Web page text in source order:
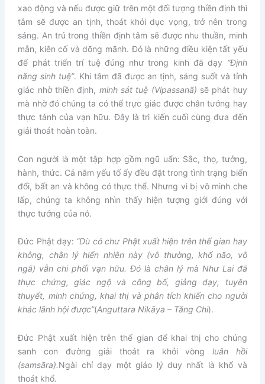
xao động và nếu được giữ trên một đối tượng thiền định thì
tâm sẽ được an tịnh, thoát khỏi dục vọng, trở nên trong
sáng. An trú trong thiền định tâm sẽ được nhu thuần, minh
mẫn, kiên cố và dõng mãnh. Đó là những điều kiện tất yếu
để phát triển trí tuệ đúng như trong kinh đã dạy “Định
năng sinh tuệ”. Khi tâm đã được an tịnh, sáng suốt và tỉnh
giác nhờ thiền định, minh sát tuệ (Vipassanā) sẽ phát huy
mà nhờ đó chúng ta có thể trực giác được chân tướng hay
thực tánh của vạn hữu. Đây là tri kiến cuối cùng đưa đến
giải thoát hoàn toàn.
Con người là một tập hợp gồm ngũ uẩn: Sắc, thọ, tưởng,
hành, thức. Cả năm yếu tố ấy đều đặt trong tình trạng biến
đổi, bất an và không có thực thể. Nhưng vì bị vô minh che
lấp, chúng ta không nhìn thấy hiện tượng giới đúng với
thực tướng của nó.
Đức Phật dạy: “Dù có chư Phật xuất hiện trên thế gian hay
không, chân lý hiển nhiên này (vô thường, khổ não, vô
ngã) vẫn chi phối vạn hữu. Đó là chân lý mà Như Lai đã
thực chứng, giác ngộ và công bố, giảng dạy, tuyên
thuyết, minh chứng, khai thị và phân tích khiến cho người
khác lãnh hội được”(Anguttara Nikāya – Tăng Chi).
Đức Phật xuất hiện trên thế gian để khai thị cho chúng
sanh con đường giải thoát ra khỏi vòng luân hồi
(samsāra).Ngài chỉ dạy một giáo lý duy nhất là khổ và
thoát khổ.